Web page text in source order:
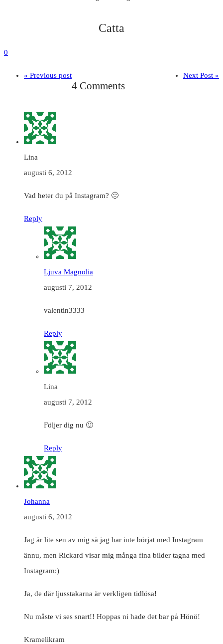
Catta
0
« Previous post Next Post »
4 Comments
Lina
augusti 6, 2012
Vad heter du på Instagram? 🙂
Reply
Ljuva Magnolia
augusti 7, 2012
valentin3333
Reply
Lina
augusti 7, 2012
Följer dig nu 🙂
Reply
Johanna
augusti 6, 2012
Jag är lite sen av mig så jag har inte börjat med Instagram
ännu, men Rickard visar mig många fina bilder tagna med
Instagram:)
Ja, de där ljusstakarna är verkligen tidlösa!
Nu måste vi ses snart!! Hoppas ni hade det bar på Hönö!
Kramelikram